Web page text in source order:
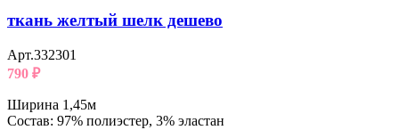
ткань желтый шелк дешево
Арт.332301
790 ₽
Ширина 1,45м
Состав: 97% полиэстер, 3% эластан